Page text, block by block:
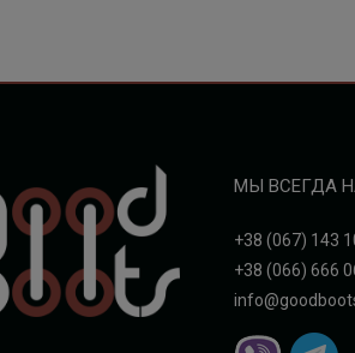
МЫ ВСЕГДА
+38 (067) 143
+38 (066) 666